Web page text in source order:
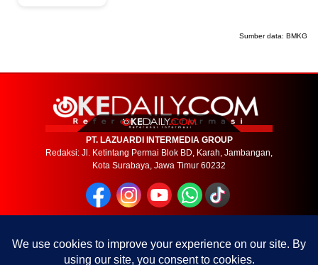
Sumber data: BMKG
PT. LAZUARDI INTERMEDIA GROUP
Redaksi: Jl. Ketintang Permai Blok BD, Karah, Jambangan,
Kota Surabaya, Jawa Timur 60232
timeskota suaradara